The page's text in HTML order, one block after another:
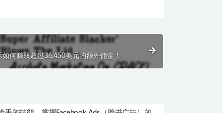
何赚取超过36,450美元的额外佣金！